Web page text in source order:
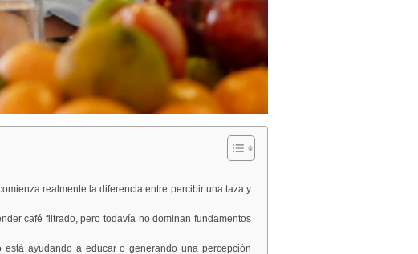
realmente la diferencia entre percibir una taza y
café filtrado, pero todavía no dominan fundamentos
ayudando a educar o generando una percepción